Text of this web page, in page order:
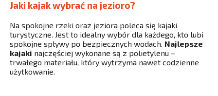
Jaki kajak wybrać na jezioro?
Na spokojne rzeki oraz jeziora poleca się kajaki
turystyczne. Jest to idealny wybór dla każdego, kto lubi
spokojne spływy po bezpiecznych wodach. Najlepsze
kajaki najczęściej wykonane są z polietylenu –
trwałego materiału, który wytrzyma nawet codzienne
użytkowanie.